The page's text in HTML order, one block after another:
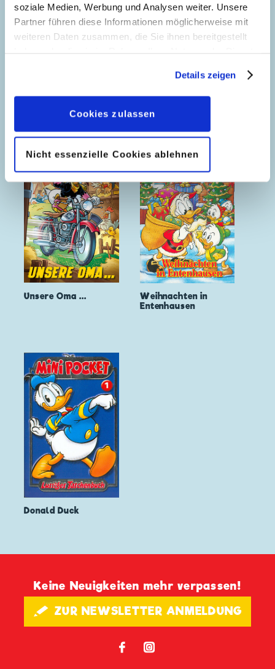
soziale Medien, Werbung und Analysen weiter. Unsere
Partner führen diese Informationen möglicherweise mit
weiteren Daten zusammen, die Sie ihnen bereitgestellt
geben, können Sie diese jederzeit in der
Datenschutzerklärungwieder widerrufen.
Details zeigen
Cookies zulassen
Nicht essenzielle Cookies ablehnen
Unsere Oma ...
Weihnachten in
Entenhausen
Donald Duck
Keine Neuigkeiten mehr verpassen!
🖋 ZUR NEWSLETTER ANMELDUNG
𝖿 📷